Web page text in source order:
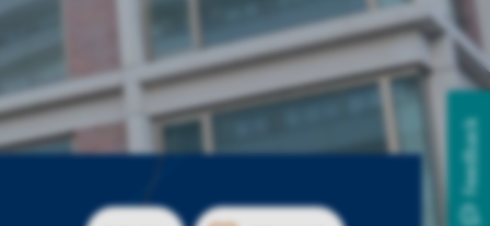
Feedback